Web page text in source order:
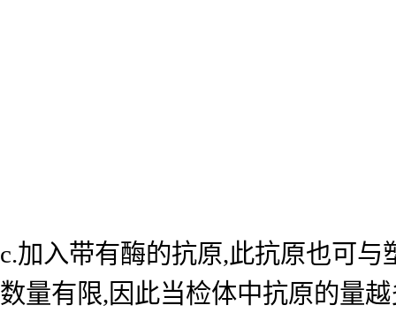
c.加入带有酶的抗原,此抗原也可
数量有限,因此当检体中抗原的量